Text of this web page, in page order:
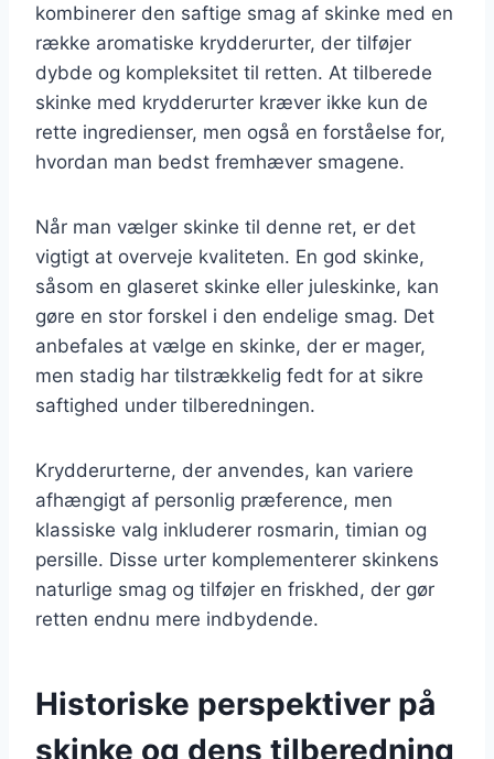
kombinerer den saftige smag af skinke med en
række aromatiske krydderurter, der tilføjer
dybde og kompleksitet til retten. At tilberede
skinke med krydderurter kræver ikke kun de
rette ingredienser, men også en forståelse for,
hvordan man bedst fremhæver smagene.
Når man vælger skinke til denne ret, er det
vigtigt at overveje kvaliteten. En god skinke,
såsom en glaseret skinke eller juleskinke, kan
gøre en stor forskel i den endelige smag. Det
anbefales at vælge en skinke, der er mager,
men stadig har tilstrækkelig fedt for at sikre
saftighed under tilberedningen.
Krydderurterne, der anvendes, kan variere
afhængigt af personlig præference, men
klassiske valg inkluderer rosmarin, timian og
persille. Disse urter komplementerer skinkens
naturlige smag og tilføjer en friskhed, der gør
retten endnu mere indbydende.
Historiske perspektiver på
skinke og dens tilberedning